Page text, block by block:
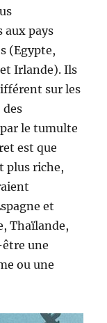
aux pays
(Egypte,
Irlande). Ils
sur les
le tumulte
est que
plus riche,
et
Thaïlande,
une
ou une